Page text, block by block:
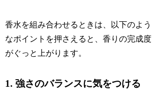
香水を組み合わせるときは、以下のよう
なポイントを押さえると、香りの完成度
がぐっと上がります。
1. 強さのバランスに気をつける